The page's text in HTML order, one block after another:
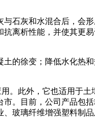
石灰和水混合后，会
离析性能，并使其更易
的徐变；降低水化热
。此外，它也适用于土
。目前，公司产品包
玻璃纤维增​​强塑料制品